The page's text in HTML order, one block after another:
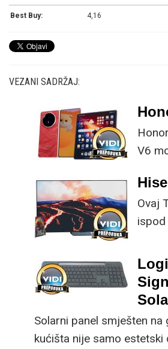
Best Buy: 4,16
VEZANI SADRŽAJ:
V6
Ovaj
ispod
male
kupnji.
Solarni panel smješten na
kućišta nije samo estetski